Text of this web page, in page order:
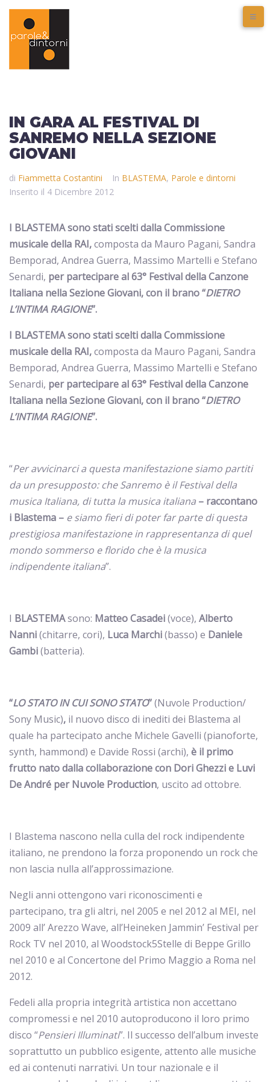
IN GARA AL FESTIVAL DI
SANREMO NELLA SEZIONE
GIOVANI
di Fiammetta Costantini In BLASTEMA, Parole e dintorni
Inserito il 4 Dicembre 2012
I BLASTEMA sono stati scelti dalla Commissione
musicale della RAI,composta da Mauro Pagani, Sandra
Bemporad, Andrea Guerra, Massimo Martelli e Stefano
Senardi, per partecipare al 63° Festival della Canzone
Italiana nella Sezione Giovani, con il brano “DIETRO
L’INTIMA RAGIONE”.
I BLASTEMA sono stati scelti dalla Commissione
musicale della RAI,composta da Mauro Pagani, Sandra
Bemporad, Andrea Guerra, Massimo Martelli e Stefano
Senardi, per partecipare al 63° Festival della Canzone
Italiana nella Sezione Giovani, con il brano “DIETRO
L’INTIMA RAGIONE”.
“Per avvicinarci a questa manifestazione siamo partiti
da un presupposto: che Sanremo è il Festival della
musica Italiana, di tutta la musica italiana – raccontano
i Blastema – e siamo fieri di poter far parte di questa
prestigiosa manifestazione in rappresentanza di quel
mondo sommerso e florido che è la musica
indipendente italiana”.
I BLASTEMAsono: Matteo Casadei(voce), Alberto
Nanni(chitarre, cori), Luca Marchi(basso) e Daniele
Gambi(batteria).
“LO STATO IN CUI SONO STATO”(Nuvole Production/
Sony Music), il nuovo disco di inediti dei Blastema al
quale ha partecipato anche Michele Gavelli (pianoforte,
synth, hammond) e Davide Rossi (archi), è il primo
frutto nato dalla collaborazione con Dori Ghezzi e Luvi
De André per Nuvole Production, uscito ad ottobre.
I Blastema nascono nella culla del rock indipendente
italiano, ne prendono la forza proponendo un rock che
non lascia nulla all’approssimazione.
Negli anni ottengono vari riconoscimenti e
partecipano, tra gli altri, nel 2005 e nel 2012 al MEI, nel
2009 all’ Arezzo Wave, all’Heineken Jammin’ Festival per
Rock TV nel 2010, al Woodstock5Stelle di Beppe Grillo
nel 2010 e al Concertone del Primo Maggio a Roma nel
2012.
Fedeli alla propria integrità artistica non accettano
compromessi e nel 2010 autoproducono il loro primo
disco “Pensieri Illuminati”. Il successo dell’album investe
soprattutto un pubblico esigente, attento alle musiche
ed ai contenuti narrativi. Un tour nazionale e il